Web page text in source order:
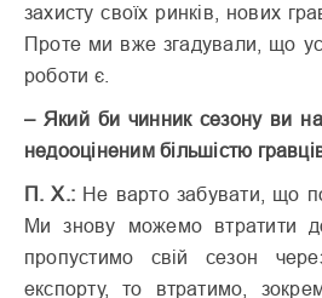
захисту своїх ринків, нових
Проте ми вже згадували, що
роботи є.
– Який би чинник сезону ви
недооціненим більшістю
П. Х.: Не варто забувати, що
Ми знову можемо втратити
пропустимо свій сезон
експорту, то втратимо,